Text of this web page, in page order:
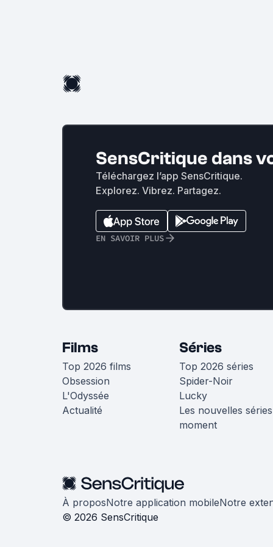
SensCritique dans
Téléchargez l’app SensCritique.
Explorez. Vibrez. Partagez.
EN SAVOIR PLUS
Films
Top 2026 films
Obsession
L'Odyssée
Actualité
Séries
Top 2026 séries
Spider-Noir
Lucky
Les nouvelles
moment
À proposNotre application mobileNotre
© 2026 SensCritique